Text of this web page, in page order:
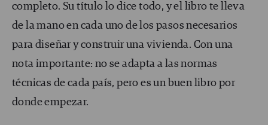
completo. Su título lo dice todo, y el libro te lleva
de la mano en cada uno de los pasos necesarios
para diseñar y construir una vivienda. Con una
nota importante: no se adapta a las normas
técnicas de cada país, pero es un buen libro por
donde empezar.